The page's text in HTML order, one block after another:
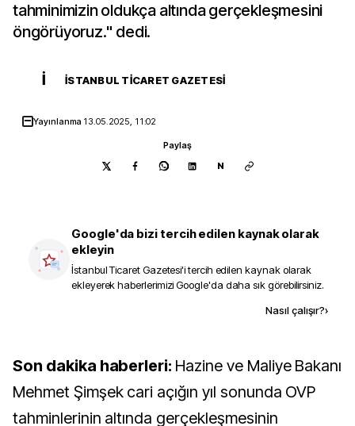
tahminimizin oldukça altında gerçekleşmesini
öngörüyoruz." dedi.
İ İSTANBUL TICARET GAZETESI
Yayınlanma 13.05.2025, 11:02
Paylaş
N
Google'da bizi tercih edilen kaynak olarak
ekleyin
İstanbul Ticaret Gazetesi'i tercih edilen kaynak olarak
ekleyerek haberlerimizi Google'da daha sık görebilirsiniz.
Nasıl çalışır?›
Son dakika haberleri: Hazine ve Maliye Bakanı
Mehmet Şimşek cari açığın yıl sonunda OVP
tahminlerinin altında gerçekleşmesinin